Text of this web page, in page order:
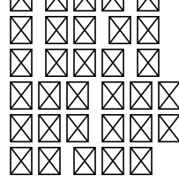
출 만한 충분
한 중력이 없
으며, 그래서
그러한 팽창은
암흑 물질이
만, 바깥 관